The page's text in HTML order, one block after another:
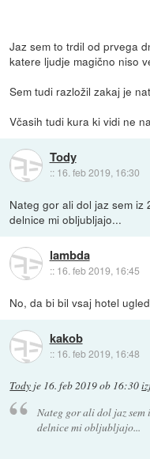
Jaz sem to trdil od prvega
katere ljudje magično niso
Sem tudi razložil zakaj je
Včasih tudi kura ki vidi ne
Tody
:: 16. feb 2019, 16:30
Nateg gor ali dol jaz sem
delnice mi obljubljajo...
lambda
:: 16. feb 2019, 16:45
No, da bi bil vsaj hotel
kakob
:: 16. feb 2019, 16:48
Tody je 16. feb 2019 ob 16:30
Nateg gor ali dol jaz sem
delnice mi obljubljajo...